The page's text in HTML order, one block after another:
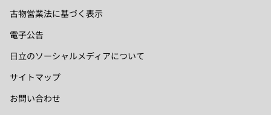
で
で
古物営業法に基づく表示
電子公告
日立のソーシャルメディアについて
サイトマップ
お問い合わせ